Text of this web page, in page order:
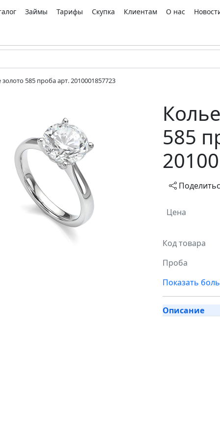
Займы Тарифы Скупка Клиентам О нас
585 проба арт. 2010001857723
585
Цена
Код товара
Проба
Показать
Описание